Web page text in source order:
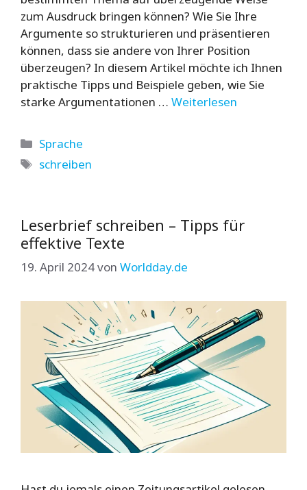
zum Ausdruck bringen können? Wie Sie Ihre
Argumente so strukturieren und präsentieren
können, dass sie andere von Ihrer Position
überzeugen? In diesem Artikel möchte ich Ihnen
praktische Tipps und Beispiele geben, wie Sie
starke Argumentationen … Weiterlesen
Kategorien
Sprache
Schlagwörter
schreiben
Leserbrief schreiben – Tipps für
effektive Texte
19. April 2024von Worldday.de